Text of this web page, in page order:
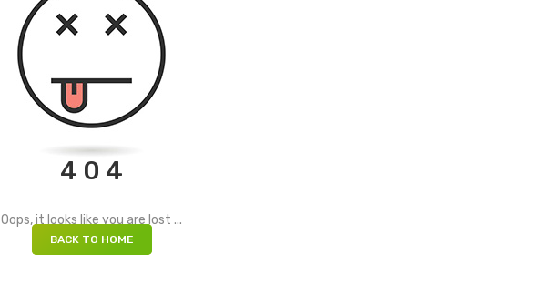
4 0 4
Oops, it looks like you are lost ...
BACK TO HOME